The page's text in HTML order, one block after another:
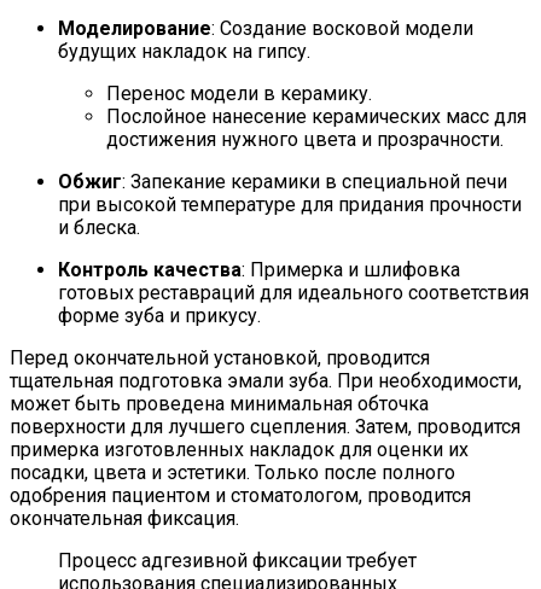
Моделирование: Создание восковой модели
будущих накладок на гипсу.
Перенос модели в керамику.
Послойное нанесение керамических масс для
достижения нужного цвета и прозрачности.
Обжиг: Запекание керамики в специальной печи
при высокой температуре для придания прочности
и блеска.
Контроль качества: Примерка и шлифовка
готовых реставраций для идеального соответствия
форме зуба и прикусу.
Перед окончательной установкой, проводится
тщательная подготовка эмали зуба. При необходимости,
может быть проведена минимальная обточка
поверхности для лучшего сцепления. Затем, проводится
примерка изготовленных накладок для оценки их
посадки, цвета и эстетики. Только после полного
одобрения пациентом и стоматологом, проводится
окончательная фиксация.
Процесс адгезивной фиксации требует
использования специализированных